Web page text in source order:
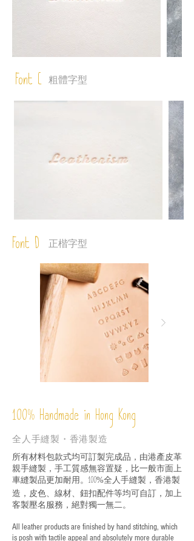
Font C 粗體字型
Font D 正楷字型
100% Handmade in Hong Kong
全人手縫製・香港製造
所有材料包款式均可訂製完成品，由港產皮革
親手縫製，手工質感無容置疑，比一般市面上
車縫製品更加耐用。 100%全人手縫製，香港製
造，皮色、線材、鈕扣配件等均可自訂，加上
客製壓名服務，絕對獨一無二。
All leather products are finished by hand stitching, which
is posh with tactile appeal and absolutely more durable